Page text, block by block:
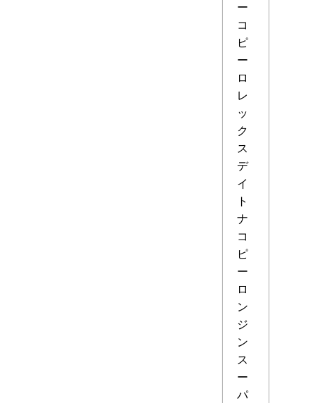
ー
コ
ピ
ー
ロ
レ
ッ
ク
ス
デ
イ
ト
ナ
コ
ピ
ー
ロ
ン
ジ
ン
ス
ー
パ